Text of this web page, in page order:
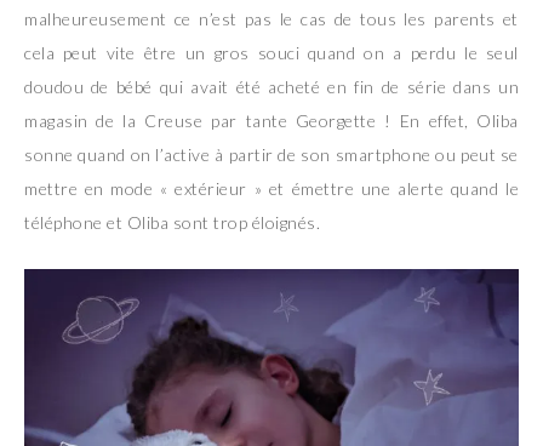
malheureusement ce n’est pas le cas de tous les parents et
cela peut vite être un gros souci quand on a perdu le seul
doudou de bébé qui avait été acheté en fin de série dans un
magasin de la Creuse par tante Georgette ! En effet, Oliba
sonne quand on l’active à partir de son smartphone ou peut se
mettre en mode « extérieur » et émettre une alerte quand le
téléphone et Oliba sont trop éloignés.